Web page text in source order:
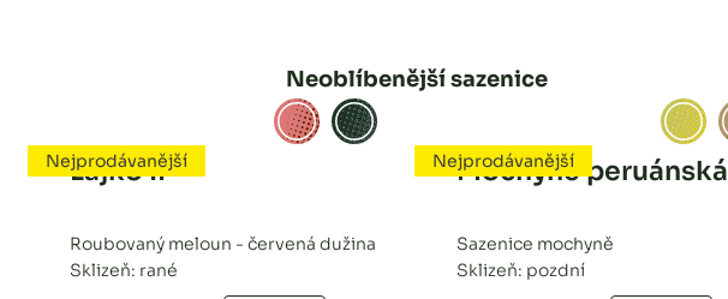
Neoblíbenější sazenice
Nejprodávanější
Lajko II
Roubovaný meloun - červená dužina
Sklizeň: rané
Nejprodávanější
Mochyně peruánská
Sazenice mochyně
Sklizeň: pozdní